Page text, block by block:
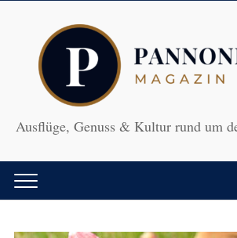
Ausflüge, Genuss & Kultur rund um